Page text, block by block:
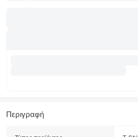
Περιγραφή